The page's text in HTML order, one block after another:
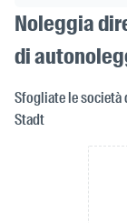
Noleggia
di
Sfogliate le società
Stadt